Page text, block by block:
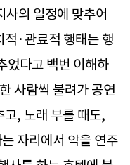
의 일정에 맞추어
적·관료적 행태는 행
었다고 백번 이해하
사람씩 불려가 공연
고, 노래 부를 때도,
자리에서 악을 연주